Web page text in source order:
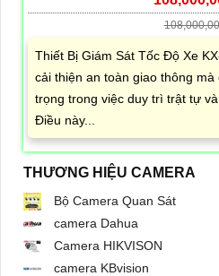
Thiết Bị Giám Sát Tốc Độ Xe
cải thiện an toàn giao thông
trọng trong việc duy trì trật tự
Điều này...
THƯƠNG HIỆU CAMERA
Bộ Camera Quan Sát
camera Dahua
Camera HIKVISON
camera KBvision